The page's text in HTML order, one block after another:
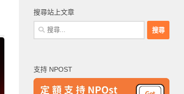
搜尋站上文章
搜
尋
字:
支持 NPOST